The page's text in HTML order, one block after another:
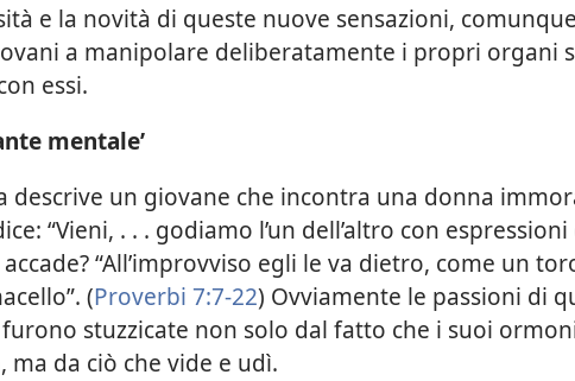
e la novità di queste nuove sensazioni,
a manipolare deliberatamente i propri organi
essi.
mentale’
descrive un giovane che incontra una donna
“Vieni, . . . godiamo l’un dell’altro con espressioni
“All’improvviso egli le va dietro, come un
(Proverbi 7:7-22) Ovviamente le passioni di
stuzzicate non solo dal fatto che i suoi
ma da ciò che vide e udì.